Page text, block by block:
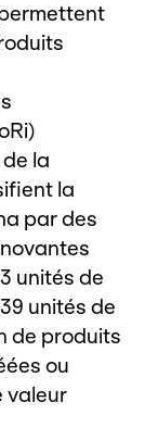
la
la
par des
unités de
unités de
de produits
ou
valeur